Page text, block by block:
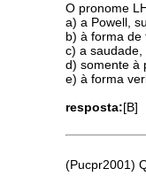
O pronome
a) a Powell,
b) à forma de
c) a saudade,
d) somente à
e) à forma
resposta:[B]
(Pucpr2001)